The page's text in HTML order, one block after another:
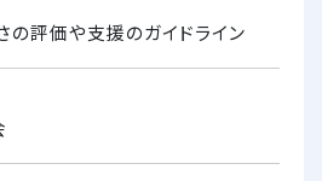
評価や支援のガイドライン